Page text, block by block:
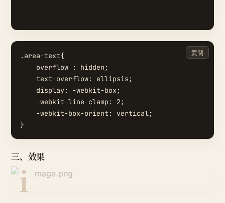
.area-text{
    overflow : hidden;
    text-overflow: ellipsis;
    display: -webkit-box;
    -webkit-line-clamp: 2;
    -webkit-box-orient: vertical;
复制
三、效果